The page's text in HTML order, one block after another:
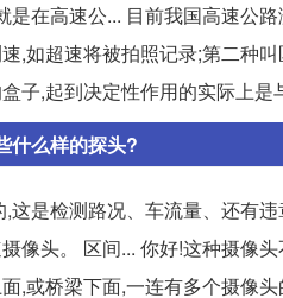
是在高速公... 目前我国高速公
,如超速将被拍照记录;第二种
子,起到决定性作用的实际上是
什么样的探头?
这是检测路况、车流量、还有
像头。 区间... 你好!这种摄像
,或桥梁下面,一连有多个摄像